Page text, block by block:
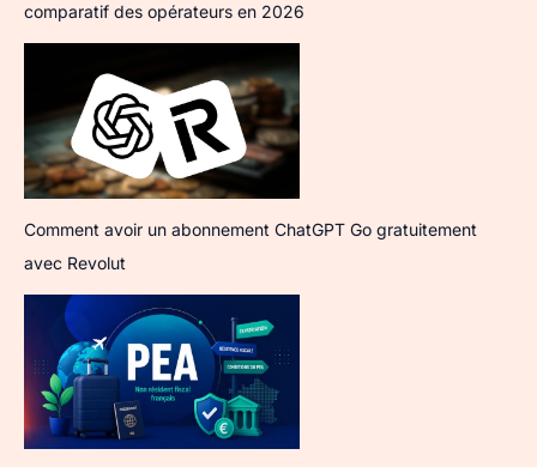
comparatif des opérateurs en 2026
Comment avoir un abonnement ChatGPT Go gratuitement
avec Revolut